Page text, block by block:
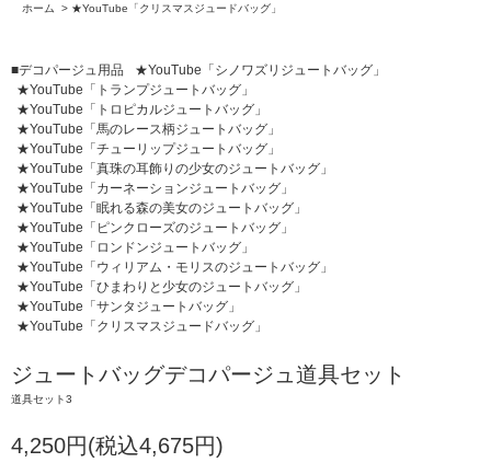
ホーム
> ★YouTube「クリスマスジュードバッグ」
■デコパージュ用品
★YouTube「シノワズリジュートバッグ」
★YouTube「トランプジュートバッグ」
★YouTube「トロピカルジュートバッグ」
★YouTube「馬のレース柄ジュートバッグ」
★YouTube「チューリップジュートバッグ」
★YouTube「真珠の耳飾りの少女のジュートバッグ」
★YouTube「カーネーションジュートバッグ」
★YouTube「眠れる森の美女のジュートバッグ」
★YouTube「ピンクローズのジュートバッグ」
★YouTube「ロンドンジュートバッグ」
★YouTube「ウィリアム・モリスのジュートバッグ」
★YouTube「ひまわりと少女のジュートバッグ」
★YouTube「サンタジュートバッグ」
★YouTube「クリスマスジュードバッグ」
ジュートバッグデコパージュ道具セット
道具セット3
4,250円(税込4,675円)